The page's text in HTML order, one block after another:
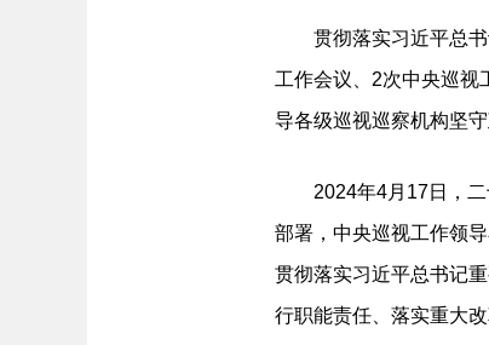
贯彻落实习近平总书
工作会议、2次中央巡视
导各级巡视巡察机构坚
2024年4月17日，二
部署，中央巡视工作领
贯彻落实习近平总书记
行职能责任、落实重大